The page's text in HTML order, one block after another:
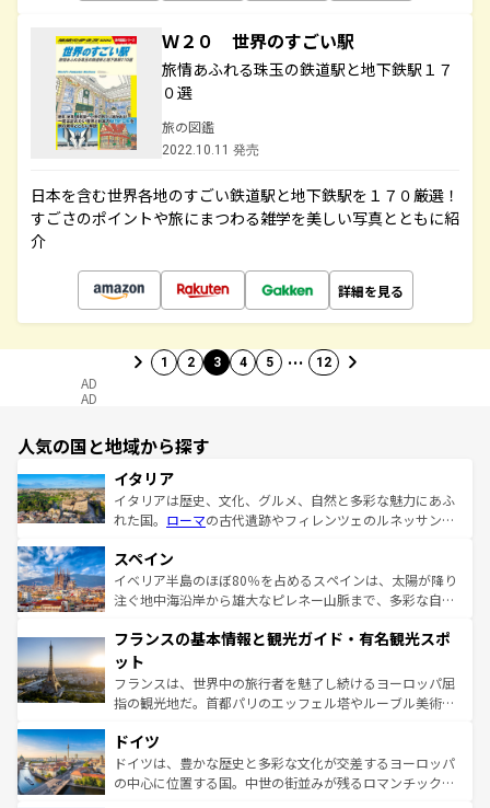
Ｗ２０ 世界のすごい駅
旅情あふれる珠玉の鉄道駅と地下鉄駅１７
０選
旅の図鑑
2022.10.11 発売
日本を含む世界各地のすごい鉄道駅と地下鉄駅を１７０厳選！
すごさのポイントや旅にまつわる雑学を美しい写真とともに紹
介
詳細を見る
1 2 3 4 5 … 12
AD
AD
人気の国と地域から探す
イタリア
イタリアは歴史、文化、グルメ、自然と多彩な魅力にあふ
れた国。 ローマの古代遺跡やフィレンツェのルネッサンス
ろん、トスカーナの美しい田園風景やアマルフィ海岸の絶
景など、自然景観も見逃せない。観光の合間には、本場の
ピザやパスタなど、絶品のイタリア料理を堪能することも
ませてくれるイタリアで、忘れられない旅をしてみよう！
なお、新着のイタリア情報は
しい。
スペイン
イベリア半島のほぼ80％を占めるスペインは、太陽が降り
注ぐ地中海沿岸から雄大なピレネー山脈まで、多彩な自然
文化が根付くこの国では、情熱的なフラメンコ、熱気あふ
れる闘牛、そして美味しいタパスが生活の一部となってい
る。首都マドリードの洗練された雰囲気や、バルセロナの
アートに溢れた街角から、地方では古代ローマ遺跡や中世
せる。地方によって風土や気候が異なるスペインはその個
性で訪れる人を魅了する。 なお、新着のスペイン情報は コ
ンテンツ一覧を参照してほしい。
フランスの基本情報と観光ガイド・有名観光スポ
ット
フランスは、世界中の旅行者を魅了し続けるヨーロッパ屈
指の観光地だ。首都パリのエッフェル塔やルーブル美術館
で、幅広い魅力が詰まっている。華麗な宮殿、歴史的な大
聖堂、美しいビーチ、そして豊かな自然が、訪れる者を心
から魅了する。また、フランスは美食の国としても知ら
ドイツ
ドイツは、豊かな歴史と多彩な文化が交差するヨーロッパ
の中心に位置する国。中世の街並みが残るロマンチック街